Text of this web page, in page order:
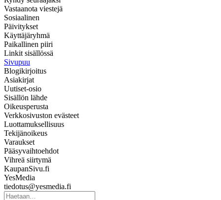
Vastaanota viestejä
Sosiaalinen
Päivitykset
Käyttäjäryhmä
Paikallinen piiri
Linkit sisällössä
Sivupuu
Blogikirjoitus
Asiakirjat
Uutiset-osio
Sisällön lähde
Oikeusperusta
Verkkosivuston evästeet
Luottamuksellisuus
Tekijänoikeus
Varaukset
Pääsyvaihtoehdot
Vihreä siirtymä
KaupanSivu.fi
YesMedia
tiedotus@yesmedia.fi